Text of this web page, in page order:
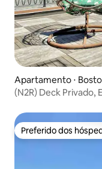
Apartamento ⋅
(N2R) Deck Privado,
Preferido dos
Preferido dos